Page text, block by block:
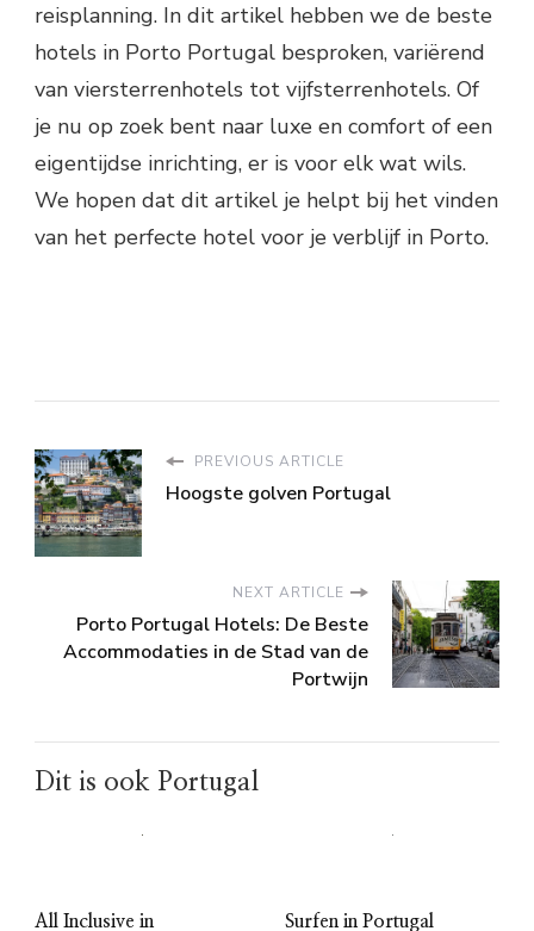
reisplanning. In dit artikel hebben we de beste
hotels in Porto Portugal besproken, variërend
van viersterrenhotels tot vijfsterrenhotels. Of
je nu op zoek bent naar luxe en comfort of een
eigentijdse inrichting, er is voor elk wat wils.
We hopen dat dit artikel je helpt bij het vinden
van het perfecte hotel voor je verblijf in Porto.
PREVIOUS ARTICLE
Hoogste golven Portugal
NEXT ARTICLE
Porto Portugal Hotels: De Beste
Accommodaties in de Stad van de
Portwijn
Dit is ook Portugal
All Inclusive in Surfen in Portugal